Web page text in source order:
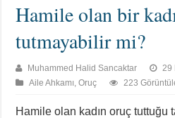
Hamile olan bir
tutmayabilir mi?
Muhammed Halid Sancaktar
29
Aile Ahkamı,Oruç 223
Hamile olan kadın oruç tuttuğu